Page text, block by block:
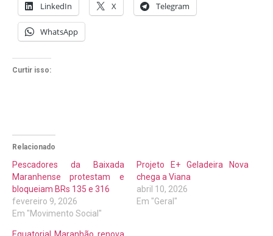
LinkedIn X Telegram
WhatsApp
Curtir isso:
Relacionado
Pescadores da Baixada
Maranhense protestam e
bloqueiam BRs 135 e 316
fevereiro 9, 2026
Em "Movimento Social"
Projeto E+ Geladeira Nova
chega a Viana
abril 10, 2026
Em "Geral"